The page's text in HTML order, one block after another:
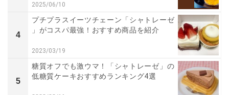
2025/06/10
4
プチプラスイーツチェーン「シャトレーゼ
」がコスパ最強！おすすめ商品を紹介
2023/03/19
5
糖質オフでも激ウマ！「シャトレーゼ」の
低糖質ケーキおすすめランキング4選